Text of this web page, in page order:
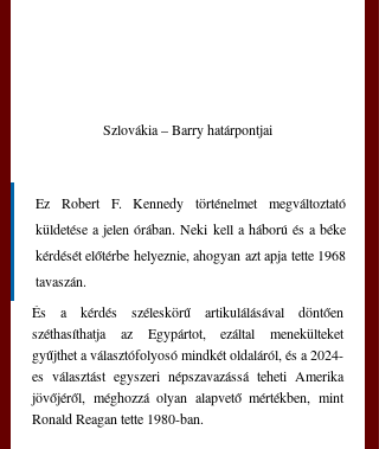
Szlovákia – Barry határpontjai
Ez Robert F. Kennedy történelmet megváltoztató
küldetése a jelen órában. Neki kell a háború és a béke
kérdését előtérbe helyeznie, ahogyan azt apja tette 1968
tavaszán.
És a kérdés széleskörű artikulálásával döntően
széthasíthatja az Egypártot, ezáltal menekülteket
gyűjthet a választófolyosó mindkét oldaláról, és a 2024-
es választást egyszeri népszavazássá teheti Amerika
jövőjéről, méghozzá olyan alapvető mértékben, mint
Ronald Reagan tette 1980-ban.